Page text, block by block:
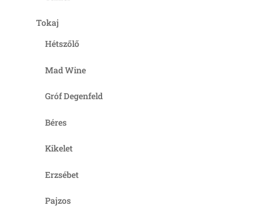
Tokaj
Hétszőlő
Mad Wine
Gróf Degenfeld
Béres
Kikelet
Erzsébet
Pajzos